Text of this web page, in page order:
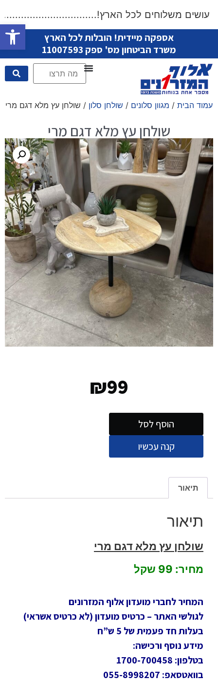
פתח
עושים משלוחים לכל
אספקה מיידית! הובלות לכל הארץ
משרד הביטחון מס' ספק 11007593
עמוד הבית / מגוון סלונים / שולחן סלון / שולחן עץ מלא דגם מרי
₪99
הוסף לסל
קנה עכשיו
שולחן עץ מלא דגם מרי
תיאור
תיאור
שולחן עץ מלא דגם מרי
מחיר: 99 שקל
המחיר לחברי מועדון אלוף המזרונים
לגולשי האתר – כרטיס מועדון (לא כרטיס אשראי)
בעלות חד פעמית של 5 ש”ח
מידע נוסף ורכישה:
בטלפון: 1700-700458
בוואטסאפ: 055-8998207